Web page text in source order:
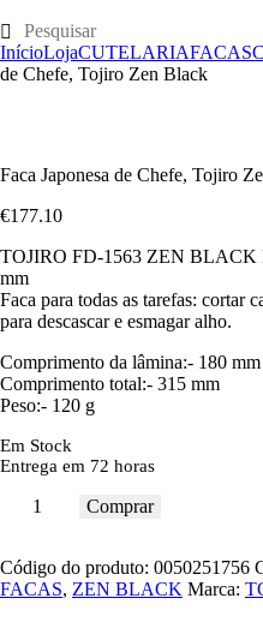
InícioLojaCUTELARIAFACAS
de Chefe, Tojiro Zen Black
Faca Japonesa de Chefe, Tojiro
€177.10
TOJIRO FD-1563 ZEN BLACK
mm
Faca para todas as tarefas: cortar
para descascar e esmagar alho.
Comprimento da lâmina:- 180 mm
Comprimento total:- 315 mm
Peso:- 120 g
Em Stock
Entrega em 72 horas
Comprar
Código do produto: 0050251756
FACAS, ZEN BLACK Marca: